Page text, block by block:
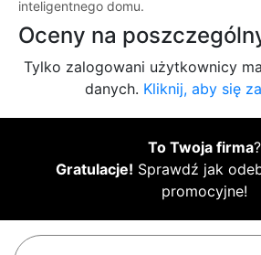
inteligentnego domu.
Oceny na
Tylko zalogowani użytkownicy
danych. Kliknij, aby się
To Twoja firma?
Gratulacje! Sprawdź jak
promocyjne!